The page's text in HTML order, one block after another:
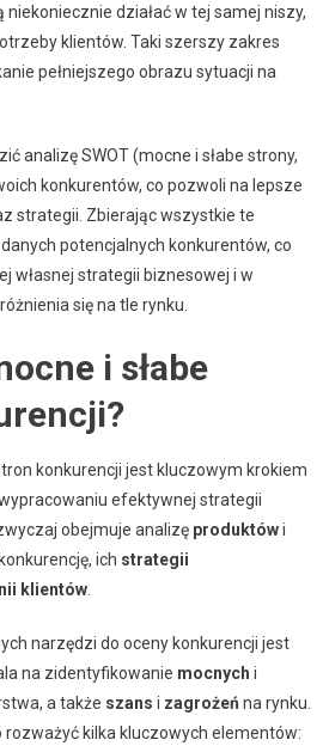
niekoniecznie działać w tej samej niszy,
klientów. Taki szerszy zakres
pełniejszego obrazu sytuacji na
analizę SWOT (mocne i słabe strony,
konkurentów, co pozwoli na lepsze
strategii. Zbierając wszystkie te
potencjalnych konkurentów, co
własnej strategii biznesowej i w
się na tle rynku.
i słabe
konkurencji jest kluczowym krokiem
efektywnej strategii
obejmuje analizę produktówi
ich strategii
klientów.
narzędzi do oceny konkurencji jest
na zidentyfikowanie mocnych i
a także szans i zagrożeń na rynku.
kilka kluczowych elementów: